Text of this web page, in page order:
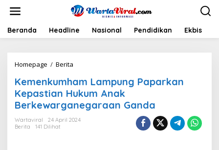
t
Beranda Headline Nasional Pendidikan Ekbis
Homepage / Berita
m
e
n
k
u
Kemenkumham Lampung Paparkan
Kepastian Hukum Anak
Berkewarganegaraan Ganda
Wartaviral
24 April 2024
Berita
141 Dilihat